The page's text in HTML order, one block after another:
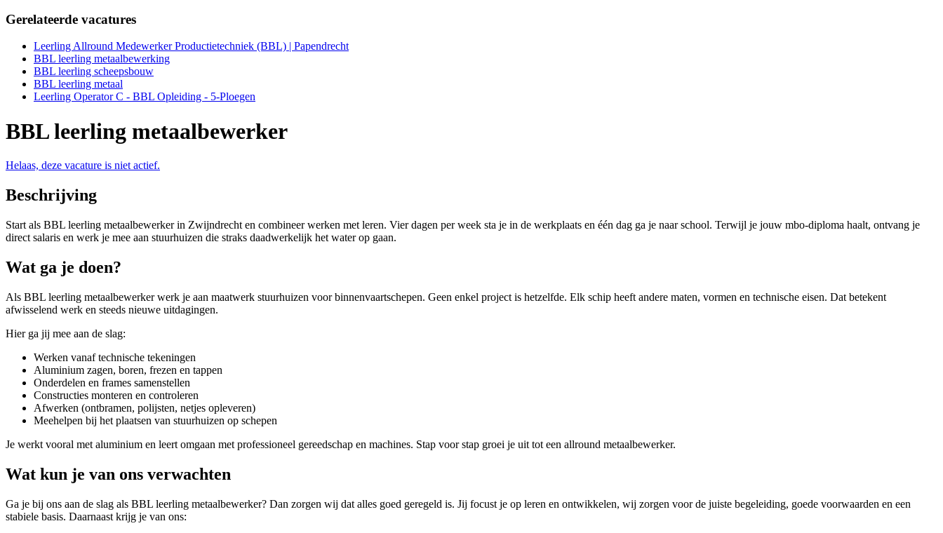
Gerelateerde vacatures
Leerling Allround Medewerker Productietechniek (BBL) | Papendrecht
BBL leerling metaalbewerking
BBL leerling scheepsbouw
BBL leerling metaal
Leerling Operator C - BBL Opleiding - 5-Ploegen
BBL leerling metaalbewerker
Helaas, deze vacature is niet actief.
Beschrijving
Start als BBL leerling metaalbewerker in Zwijndrecht en combineer werken met leren. Vier dagen per week sta je in de werkplaats en één dag ga je naar school. Terwijl je jouw mbo-diploma haalt, ontvang je
direct salaris en werk je mee aan stuurhuizen die straks daadwerkelijk het water op gaan.
Wat ga je doen?
Als BBL leerling metaalbewerker werk je aan maatwerk stuurhuizen voor binnenvaartschepen. Geen enkel project is hetzelfde. Elk schip heeft andere maten, vormen en technische eisen. Dat betekent
afwisselend werk en steeds nieuwe uitdagingen.
Hier ga jij mee aan de slag:
Werken vanaf technische tekeningen
Aluminium zagen, boren, frezen en tappen
Onderdelen en frames samenstellen
Constructies monteren en controleren
Afwerken (ontbramen, polijsten, netjes opleveren)
Meehelpen bij het plaatsen van stuurhuizen op schepen
Je werkt vooral met aluminium en leert omgaan met professioneel gereedschap en machines. Stap voor stap groei je uit tot een allround metaalbewerker.
Wat kun je van ons verwachten
Ga je bij ons aan de slag als BBL leerling metaalbewerker? Dan zorgen wij dat alles goed geregeld is. Jij focust je op leren en ontwikkelen, wij zorgen voor de juiste begeleiding, goede voorwaarden en een
stabiele basis. Daarnaast krijg je van ons: